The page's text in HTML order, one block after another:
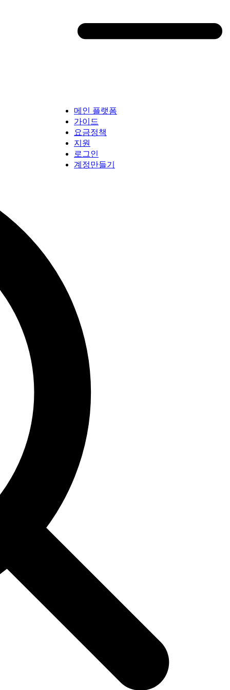
메인 플랫폼
가이드
요금정책
지원
로그인
계정만들기